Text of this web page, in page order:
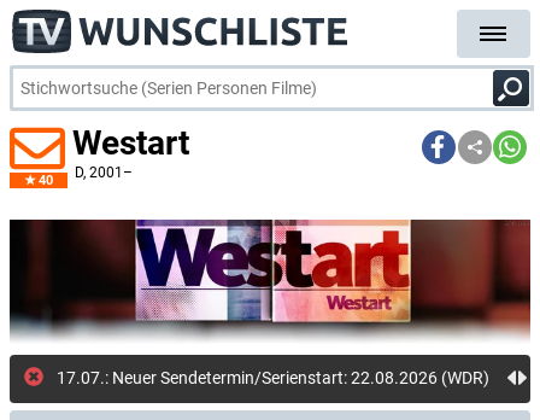
40
Westart
D, 2001–
17.07.: Neuer Sendetermin/Serienstart: 22.08.2026 (WDR)